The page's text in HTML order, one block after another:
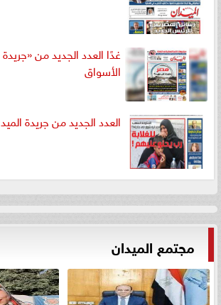
غدًا العدد الجديد من
الأسواق
العدد الجديد من جريدة الميدان
مجتمع الميدان